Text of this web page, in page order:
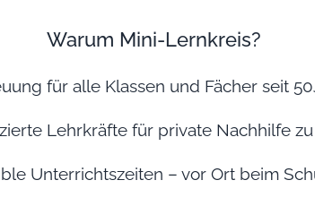
Warum Mini-Lernkreis?
für alle Klassen und Fächer seit
Lehrkräfte für private Nachhilfe
Unterrichtszeiten – vor Ort beim